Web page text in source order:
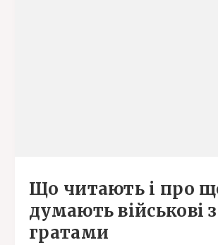
Що читають і про
думають військові
гратами